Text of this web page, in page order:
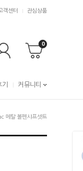
객센터 관심상품
0
커뮤니티
메탈 볼펜샤프셋트